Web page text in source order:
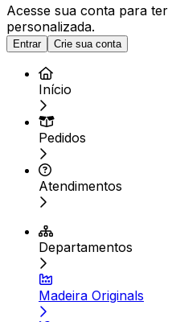
Acesse sua conta para ter
personalizada.
Entrar Crie sua conta
Início
Pedidos
Atendimentos
Departamentos
Madeira Originals